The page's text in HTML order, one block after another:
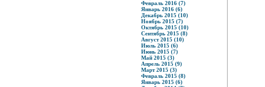
Февраль 2016 (7)
Январь 2016 (6)
Декабрь 2015 (10)
Ноябрь 2015 (7)
Октябрь 2015 (10)
Сентябрь 2015 (8)
Август 2015 (10)
Июль 2015 (6)
Июнь 2015 (7)
Май 2015 (3)
Апрель 2015 (9)
Март 2015 (3)
Февраль 2015 (8)
Январь 2015 (6)